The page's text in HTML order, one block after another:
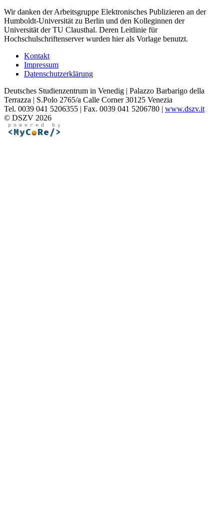
Wir danken der Arbeitsgruppe Elektronisches Publizieren an der
Humboldt-Universität zu Berlin und den Kolleginnen der
Universität der TU Clausthal. Deren Leitlinie für
Hochschulschriftenserver wurden hier als Vorlage benutzt.
Kontakt
Impressum
Datenschutzerklärung
Deutsches Studienzentrum in Venedig | Palazzo Barbarigo della
Terrazza | S.Polo 2765/a Calle Corner 30125 Venezia
Tel. 0039 041 5206355 | Fax. 0039 041 5206780 | www.dszv.it
© DSZV 2026